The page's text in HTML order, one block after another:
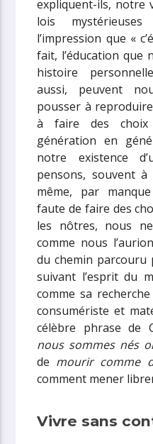
expliquent-ils, notre
lois
l’impression que «
fait, l’éducation que
histoire
aussi, peuvent
pousser à
à faire des
génération en
notre existence
pensons, souvent
même, par
faute de faire des
les nôtres, nous
comme nous
du chemin
suivant l’esprit du
comme sa
consumériste et
célèbre phrase de
nous sommes nés
de mourir comme
comment mener
Vivre sans